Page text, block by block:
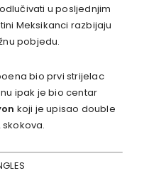
u posljednjim
Meksikanci razbijaju
pobjedu.
bio prvi strijelac
ipak je bio centar
koji je upisao double
skokova.